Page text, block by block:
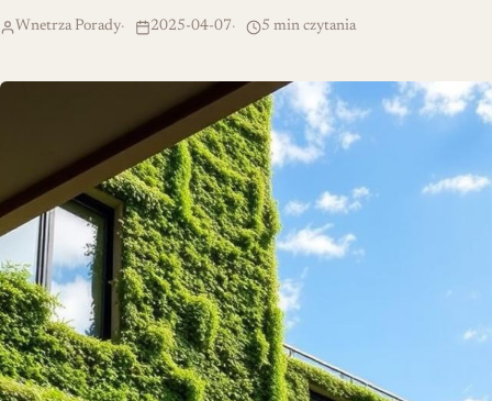
Wnetrza Porady 2025-04-07 5 min czytania